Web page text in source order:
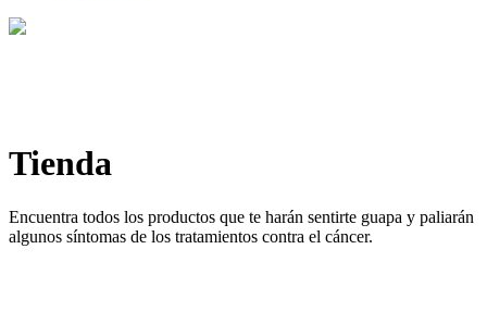
Tienda
Encuentra todos los productos que te harán sentirte guapa y paliarán
algunos síntomas de los tratamientos contra el cáncer.